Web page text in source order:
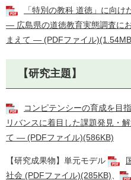
「特別の教科 道徳」に向け
― 広島県の道徳教育実態調査に
まえて ― (PDFファイル
【研究主題】
コンピテンシーの育成を目
リバンスに着目した課題発見・
て ― (PDFファイル)(586KB)
【研究成果物】単元モデル
社会 (PDFファイル)(285KB)、